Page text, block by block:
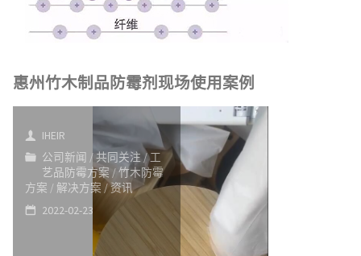
惠州竹木制品防霉剂现场使用案例
IHEIR
公司新闻 /共同关注 /工
艺品防霉方案 /竹木防霉
方案 / 解决方案 /资讯
2022-02-23